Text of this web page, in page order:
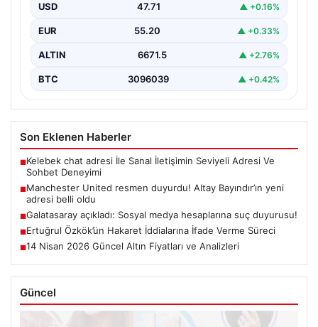
USD 47.71 ▲ +0.16%
EUR 55.20 ▲ +0.33%
ALTIN 6671.5 ▲ +2.76%
BTC 3096039 ▲ +0.42%
Son Eklenen Haberler
■Kelebek chat adresi İle Sanal İletişimin Seviyeli Adresi Ve
Sohbet Deneyimi
■Manchester United resmen duyurdu! Altay Bayındır’ın yeni
adresi belli oldu
■Galatasaray açıkladı: Sosyal medya hesaplarına suç duyurusu!
■Ertuğrul Özkök’ün Hakaret İddialarına İfade Verme Süreci
■14 Nisan 2026 Güncel Altın Fiyatları ve Analizleri
Güncel